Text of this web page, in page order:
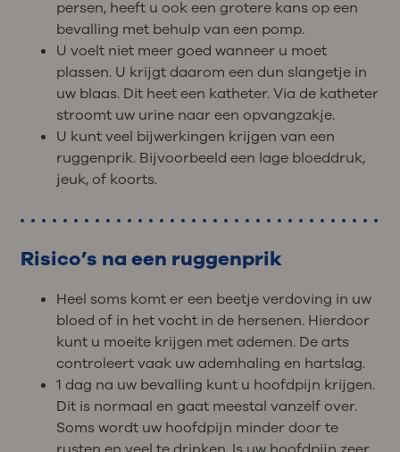
persen, heeft u ook een grotere kans op een
bevalling met behulp van een pomp.
U voelt niet meer goed wanneer u moet
plassen. U krijgt daarom een dun slangetje in
uw blaas. Dit heet een katheter. Via de katheter
stroomt uw urine naar een opvangzakje.
U kunt veel bijwerkingen krijgen van een
ruggenprik. Bijvoorbeeld een lage bloeddruk,
jeuk, of koorts.
Risico’s na een ruggenprik
Heel soms komt er een beetje verdoving in uw
bloed of in het vocht in de hersenen. Hierdoor
kunt u moeite krijgen met ademen. De arts
controleert vaak uw ademhaling en hartslag.
1 dag na uw bevalling kunt u hoofdpijn krijgen.
Dit is normaal en gaat meestal vanzelf over.
Soms wordt uw hoofdpijn minder door te